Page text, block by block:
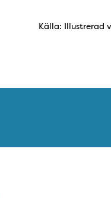
Källa: Illustrerad